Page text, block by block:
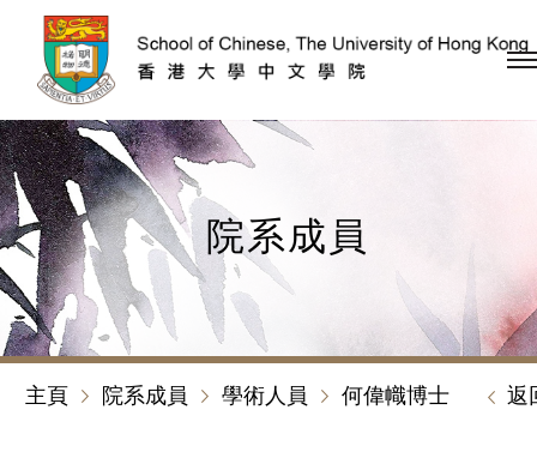
跳到內容（按回車鍵）
院系成員
主頁 院系成員 學術人員 何偉幟博士 返